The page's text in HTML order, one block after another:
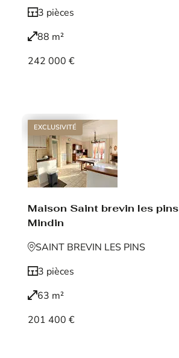
3 pièces
88 m²
242 000 €
EXCLUSIVITÉ
Maison Saint brevin les pins
Mindin
SAINT BREVIN LES PINS
3 pièces
63 m²
201 400 €